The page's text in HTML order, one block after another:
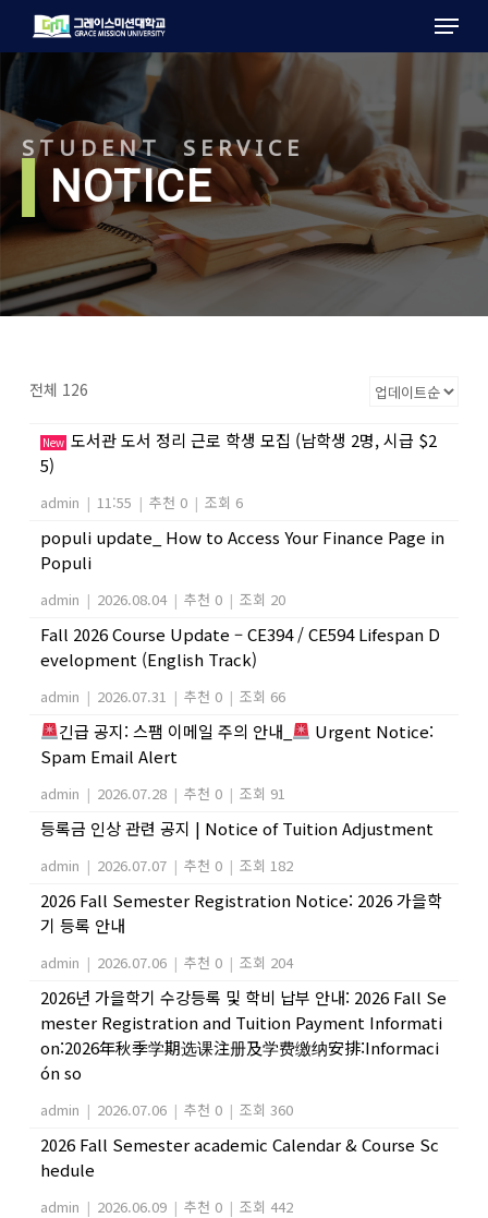
main
Menu
STUDENT SERVICE
lNOTICE
전체 126
New도서관 도서 정리 근로 학생 모집 (남학생 2명, 시급 $2
5)
admin | 11:55 | 추천 0 | 조회 6
populi update_ How to Access Your Finance Page in
Populi
admin | 2026.08.04 | 추천 0 | 조회 20
Fall 2026 Course Update – CE394 / CE594 Lifespan D
evelopment (English Track)
admin | 2026.07.31 | 추천 0 | 조회 66
긴급 공지: 스팸 이메일 주의 안내_
Urgent Notice:
Spam Email Alert
admin | 2026.07.28 | 추천 0 | 조회 91
등록금 인상 관련 공지 | Notice of Tuition Adjustment
admin | 2026.07.07 | 추천 0 | 조회 182
2026 Fall Semester Registration Notice: 2026 가을학
기 등록 안내
admin | 2026.07.06 | 추천 0 | 조회 204
2026년 가을학기 수강등록 및 학비 납부 안내: 2026 Fall Se
mester Registration and Tuition Payment Informati
on:2026年秋季学期选课注册及学费缴纳安排:Informaci
ón so
admin | 2026.07.06 | 추천 0 | 조회 360
2026 Fall Semester academic Calendar & Course Sc
hedule
admin | 2026.06.09 | 추천 0 | 조회 442